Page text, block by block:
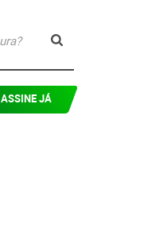
ASSINE JÁ